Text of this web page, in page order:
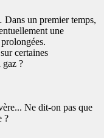
Dans un premier temps,
une
certaines
gaz ?
Ne dit-on pas que
?